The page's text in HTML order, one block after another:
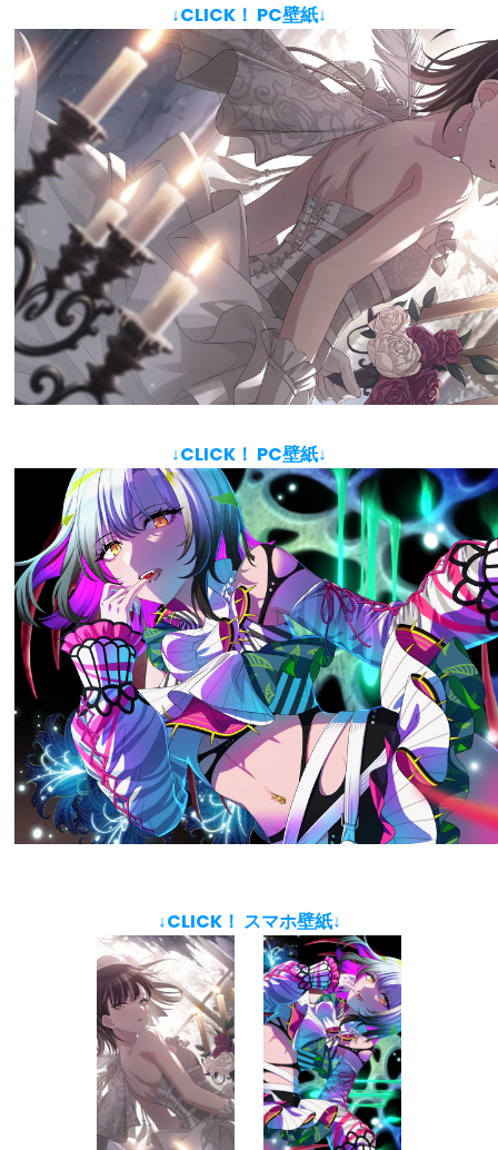
↓CLICK！ PC壁紙↓
↓CLICK！ PC壁紙↓
↓CLICK！ スマホ壁紙↓